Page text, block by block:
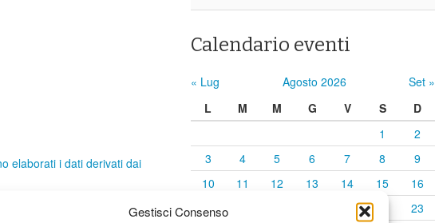
Gestisci Consenso
elaborati i dati derivati dai
Calendario eventi
« Lug Agosto 2026
Set »
L
M M G V S
D
1
2
3
4 5 6 7 8
9
10
11 12 13 14 15
16
17
23